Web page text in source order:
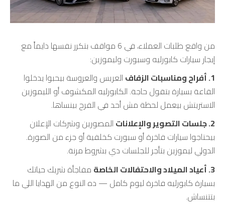
من واقع طلبات العملاء، في 6 مواقف بتكرر نفسها دايماً مع
إيجار سيارات كابورليه وسبورت وليموزين:
1. أفراح ومناسبات الزفاف
العريس والعروسة بيحبوا يدخلوا
القاعة بسيارة بتقول حاجة. الكابورليه المكشوف أو الليموزين
الاستريتش بيعمل لحظة مش أحد في الفرح بينساها.
2. جلسات التصوير والإعلانات
المصورين وشركات الإعلان
بيحتاجوا سيارات فاخرة أو سبورت كخلفية أو جزء من الصورة.
الدولي ليموزين بتأجر للجلسات دي بشروط مرنة.
3. أعياد الميلاد والاحتفالات الخاصة
مفاجأة شريك حياتك
بسيارة كابورليه فاخرة ليوم كامل — ده النوع من الهدايا اللي ما
بتتنساش.